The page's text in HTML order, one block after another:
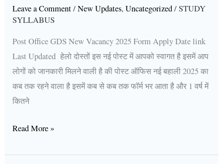
Leave a Comment/New Updates,Uncategorized/STUDY
SYLLABUS
Post Office GDS New Vacancy 2025 Form Apply Date link
Last Updated हेलो दोस्तों इस नई पोस्ट में आपको स्वागत है इसमें आप
लोगों को जानकारी मिलने वाली है की पोस्ट ऑफिस नई बहाली 2025 का
कब तक रहने वाला है इसमें कब से कब तक फॉर्म भर आता है और 1 वर्ष में
कितने
Read More »